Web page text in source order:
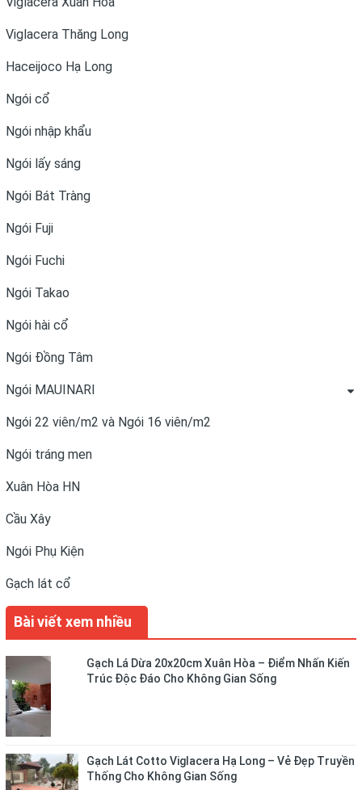
Viglacera Thăng Long
Haceijoco Hạ Long
Ngói cổ
Ngói nhập khẩu
Ngói lấy sáng
Ngói Bát Tràng
Ngói Fuji
Ngói Fuchi
Ngói Takao
Ngói hài cổ
Ngói Đồng Tâm
Ngói MAUINARI
Ngói 22 viên/m2 và Ngói 16 viên/m2
Ngói tráng men
Xuân Hòa HN
Cầu Xây
Ngói Phụ Kiện
Gạch lát cổ
Bài viết xem nhiều
Gạch Lá Dừa 20x20cm Xuân Hòa – Điểm Nhấn Kiến
Trúc Độc Đáo Cho Không Gian Sống
Gạch Lát Cotto Viglacera Hạ Long – Vẻ Đẹp Truyền
Thống Cho Không Gian Sống